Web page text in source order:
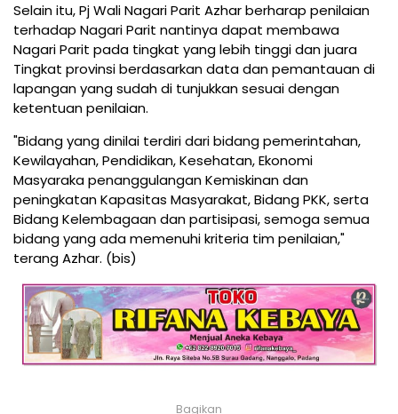
Selain itu, Pj Wali Nagari Parit Azhar berharap penilaian
terhadap Nagari Parit nantinya dapat membawa
Nagari Parit pada tingkat yang lebih tinggi dan juara
Tingkat provinsi berdasarkan data dan pemantauan di
lapangan yang sudah di tunjukkan sesuai dengan
ketentuan penilaian.
"Bidang yang dinilai terdiri dari bidang pemerintahan,
Kewilayahan, Pendidikan, Kesehatan, Ekonomi
Masyaraka penanggulangan Kemiskinan dan
peningkatan Kapasitas Masyarakat, Bidang PKK, serta
Bidang Kelembagaan dan partisipasi, semoga semua
bidang yang ada memenuhi kriteria tim penilaian,"
terang Azhar. (bis)
Bagikan